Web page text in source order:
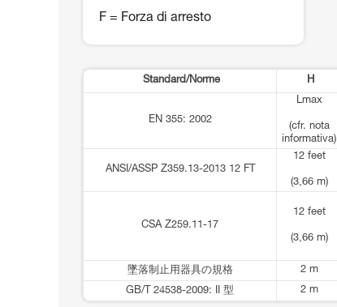
F = Forza di arresto
Standard/Norme H
EN 355: 2002
Lmax
(cfr. nota
informativa)
ANSI/ASSP Z359.13-2013 12 FT
12 feet
(3,66 m)
CSA Z259.11-17
12 feet
(3,66 m)
墜落制止用器具の規格 2 m
GB/T 24538-2009: II 型
2 m